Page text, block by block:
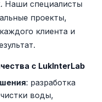
Наши специалисты
проекты,
клиента и
с LukInterLab
: разработка
воды,